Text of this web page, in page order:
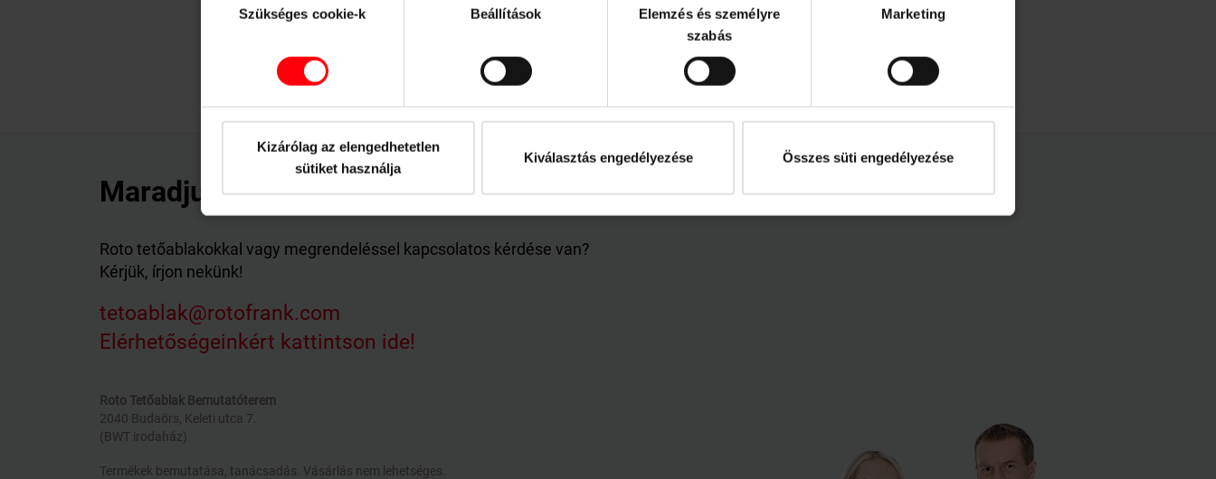
kiválasztása
Szükséges cookie-k Beállítások
Elemzés és személyre
szabás
Marketing
Kizárólag az elengedhetetlen
sütiket használja
Kiválasztás engedélyezése Összes süti engedélyezése
PDF
Redőny ZRO - manuális,
elektromos, távirányítós,
Maradjunk kapcsolatban
Roto tetőablakokkal vagy megrendeléssel kapcsolatos kérdése van?
Kérjük, írjon nekünk!
tetoablak@rotofrank.com
Elérhetőségeinkért kattintson ide!
Roto Tetőablak Bemutatóterem
2040 Budaörs, Keleti utca 7.
(BWT irodaház)
Termékek bemutatása, tanácsadás. Vásárlás nem lehetséges.